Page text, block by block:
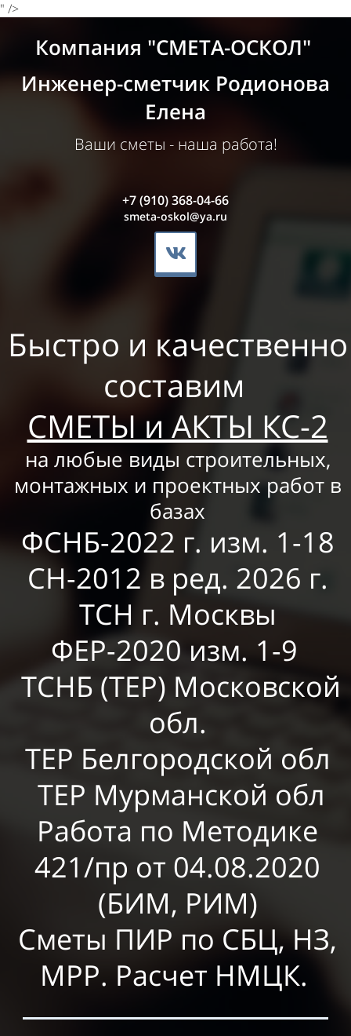
" />
Компания "СМЕТА-ОСКОЛ"
Инженер-сметчик Родионова
Елена
Ваши сметы - наша работа!
+7 (910) 368-04-66
smeta-oskol@ya.ru
Быстро и качественно
составим
СМЕТЫ и АКТЫ КС-2
на любые виды строительных,
монтажных и проектных работ в
базах
ФСНБ-2022 г. изм. 1-18
СН-2012 в ред. 2026 г.
ТСН г. Москвы
ФЕР-2020 изм. 1-9
ТСНБ (ТЕР) Московской
обл.
ТЕР Белгородской обл
ТЕР Мурманской обл
Работа по Методике
421/пр от 04.08.2020
(БИМ, РИМ)
Сметы ПИР по СБЦ, НЗ,
МРР. Расчет НМЦК.